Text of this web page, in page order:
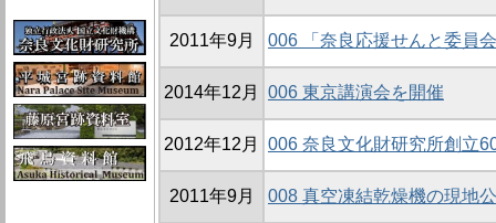
2011年9月 006 「奈良応援せんと委員
2014年12月 006 東京講演会を開催
2012年12月 006 奈良文化財研究所創立
2011年9月 008 真空凍結乾燥機の現地